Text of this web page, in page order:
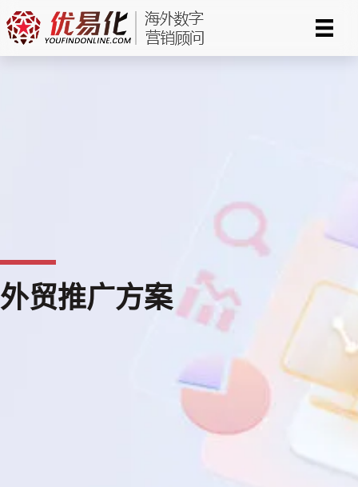
至
外贸推广方案